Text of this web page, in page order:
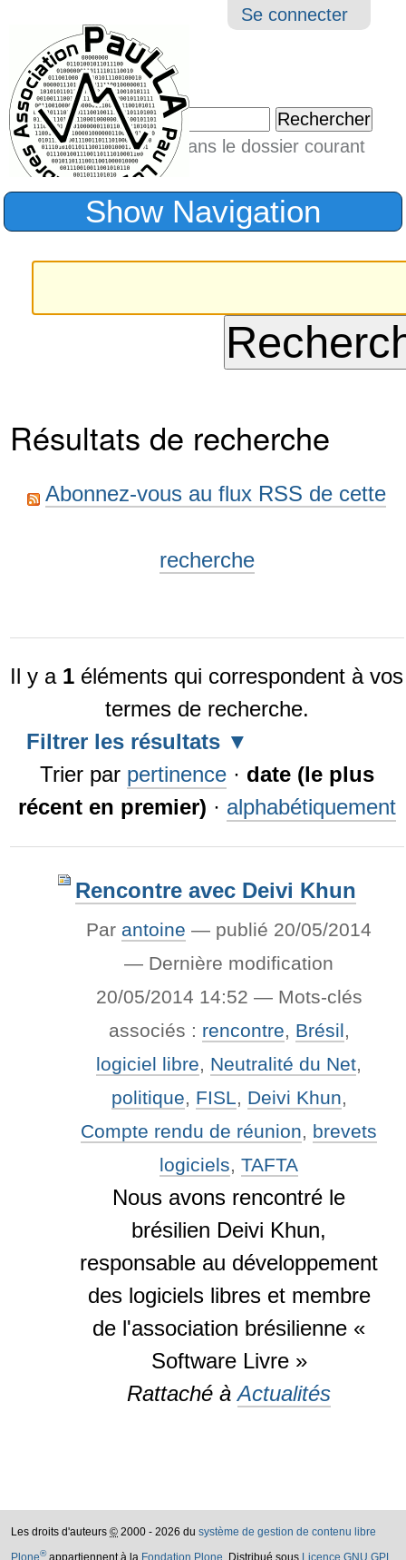
Outils
Se connecter
Chercher par
Seulement dans le dossier courant
Recherche
Show Navigation
Résultats de recherche
Abonnez-vous au flux RSS de cette
recherche
Il y a 1 éléments qui correspondent à vos
termes de recherche.
Filtrer les résultats
Trier par pertinence · date (le plus
récent en premier) · alphabétiquement
Rencontre avec Deivi Khun
Par antoine — publié 20/05/2014
— Dernière modification
20/05/2014 14:52 — Mots-clés
associés : rencontre, Brésil,
logiciel libre, Neutralité du Net,
politique, FISL, Deivi Khun,
Compte rendu de réunion, brevets
logiciels,TAFTA
Nous avons rencontré le
brésilien Deivi Khun,
responsable au développement
des logiciels libres et membre
de l'association brésilienne «
Software Livre »
Rattaché à Actualités
Les droits d'auteurs © 2000 - 2026 du système de gestion de contenu libre
Plone®appartiennent à la Fondation Plone. Distribué sous Licence GNU GPL.